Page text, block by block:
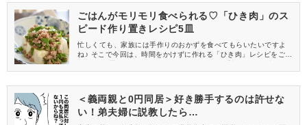
ごはんがモリモリ食べられる♡「ひき肉」のス
ピード作り置きレシピ5皿
忙しくても、家族には手作りのおかずを食べてもらいたいですよ
ね♪ そこで今回は、時間をかけずに作れる「ひき肉」レシピをご紹
す♡
＜義両親と0円同居＞好き勝手するのは許せな
い！弟夫婦に説教したら…